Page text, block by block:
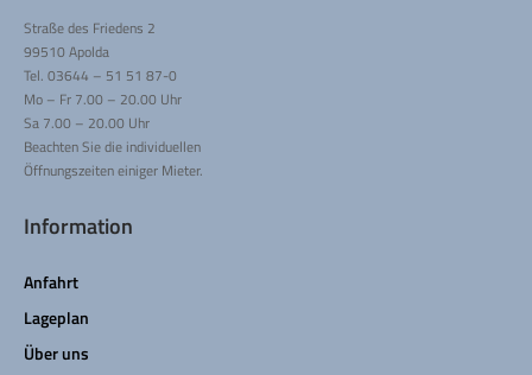
Straße des Friedens 2
99510 Apolda
Tel. 03644 – 51 51 87-0
Mo – Fr 7.00 – 20.00 Uhr
Sa 7.00 – 20.00 Uhr
Beachten Sie die individuellen
Öffnungszeiten einiger Mieter.
Information
Anfahrt
Lageplan
Über uns